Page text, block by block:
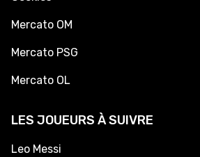
Mercato OM
Mercato PSG
Mercato OL
LES JOUEURS À SUIVRE
Leo Messi